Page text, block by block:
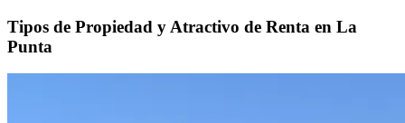
Tipos de Propiedad y Atractivo de Renta en La
Punta